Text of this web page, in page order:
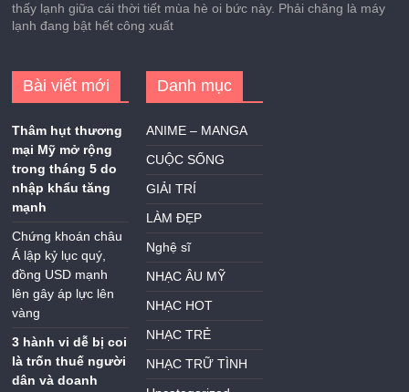
thấy lạnh giữa cái thời tiết mùa hè oi bức này. Phải chăng là máy
lạnh đang bật hết công xuất
Bài viết mới
Thâm hụt thương
mại Mỹ mở rộng
trong tháng 5 do
nhập khẩu tăng
mạnh
Chứng khoán châu
Á lập kỷ lục quý,
đồng USD mạnh
lên gây áp lực lên
vàng
3 hành vi dễ bị coi
là trốn thuế người
dân và doanh
Danh mục
ANIME – MANGA
CUỘC SỐNG
GIẢI TRÍ
LÀM ĐẸP
Nghệ sĩ
NHẠC ÂU MỸ
NHẠC HOT
NHẠC TRẺ
NHẠC TRỮ TÌNH